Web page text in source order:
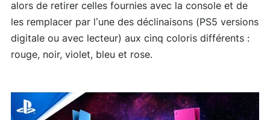
alors de retirer celles fournies avec la console et de
les remplacer par l’une des déclinaisons (PS5 versions
digitale ou avec lecteur) aux cinq coloris différents :
rouge, noir, violet, bleu et rose.